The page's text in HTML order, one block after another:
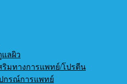
แลผิว
ริมทางการแพทย์/โปรตีน
ปกรณ์การแพทย์